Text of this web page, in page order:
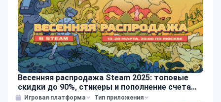
Весенняя распродажа Steam 2025: топовые
скидки до 90%, стикеры и пополнение счета
без комиссии через JollyMax
Игровая платформа Тип приложения